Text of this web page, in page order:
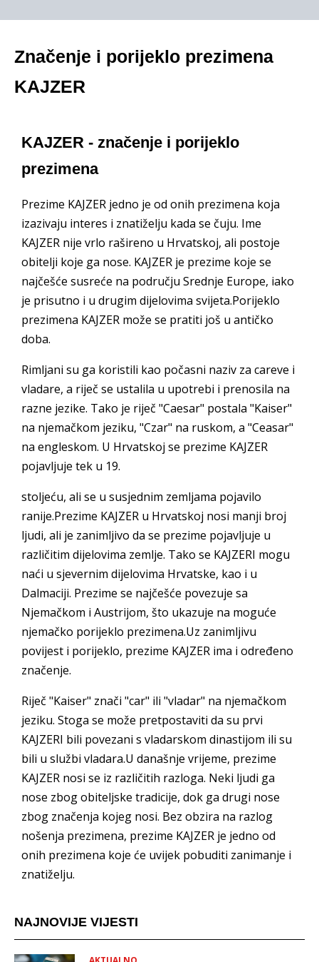
Značenje i porijeklo prezimena
KAJZER
KAJZER - značenje i porijeklo
prezimena
Prezime KAJZER jedno je od onih prezimena koja
izazivaju interes i znatiželju kada se čuju. Ime
KAJZER nije vrlo rašireno u Hrvatskoj, ali postoje
obitelji koje ga nose. KAJZER je prezime koje se
najčešće susreće na području Srednje Europe, iako
je prisutno i u drugim dijelovima svijeta.Porijeklo
prezimena KAJZER može se pratiti još u antičko
doba.
Rimljani su ga koristili kao počasni naziv za careve i
vladare, a riječ se ustalila u upotrebi i prenosila na
razne jezike. Tako je riječ "Caesar" postala "Kaiser"
na njemačkom jeziku, "Czar" na ruskom, a "Ceasar"
na engleskom. U Hrvatskoj se prezime KAJZER
pojavljuje tek u 19.
stoljeću, ali se u susjednim zemljama pojavilo
ranije.Prezime KAJZER u Hrvatskoj nosi manji broj
ljudi, ali je zanimljivo da se prezime pojavljuje u
različitim dijelovima zemlje. Tako se KAJZERI mogu
naći u sjevernim dijelovima Hrvatske, kao i u
Dalmaciji. Prezime se najčešće povezuje sa
Njemačkom i Austrijom, što ukazuje na moguće
njemačko porijeklo prezimena.Uz zanimljivu
povijest i porijeklo, prezime KAJZER ima i određeno
značenje.
Riječ "Kaiser" znači "car" ili "vladar" na njemačkom
jeziku. Stoga se može pretpostaviti da su prvi
KAJZERI bili povezani s vladarskom dinastijom ili su
bili u službi vladara.U današnje vrijeme, prezime
KAJZER nosi se iz različitih razloga. Neki ljudi ga
nose zbog obiteljske tradicije, dok ga drugi nose
zbog značenja kojeg nosi. Bez obzira na razlog
nošenja prezimena, prezime KAJZER je jedno od
onih prezimena koje će uvijek pobuditi zanimanje i
znatiželju.
NAJNOVIJE VIJESTI